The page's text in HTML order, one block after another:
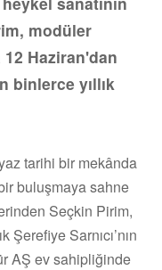
modüler
12 Haziran'dan
binlerce yıllık
tarihi bir mekânda
buluşmaya sahne
Seçkin Pirim,
Sarnıcı’nın
AŞ ev sahipliğinde